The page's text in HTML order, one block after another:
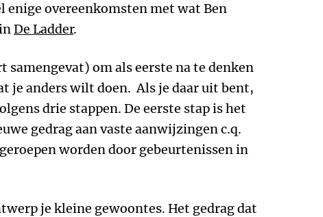
enige overeenkomsten met wat Ben
De Ladder.
samengevat) om als eerste na te denken
je anders wilt doen. Als je daar uit bent,
drie stappen. De eerste stap is het
gedrag aan vaste aanwijzingen c.q.
worden door gebeurtenissen in
je kleine gewoontes. Het gedrag dat